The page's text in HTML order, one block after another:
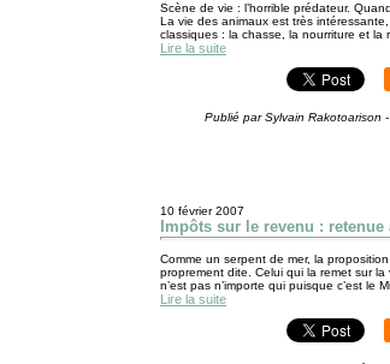
Scène de vie : l’horrible prédateur.
La vie des animaux est très
classiques : la chasse, la nourriture et la
Lire la suite
Publié par Sylvain Rakotoarison -
10 février 2007
Impôts sur le revenu : retenue
Comme un serpent de mer, la
proprement dite. Celui qui la remet sur
n’est pas n’importe qui puisque c’est le
Lire la suite